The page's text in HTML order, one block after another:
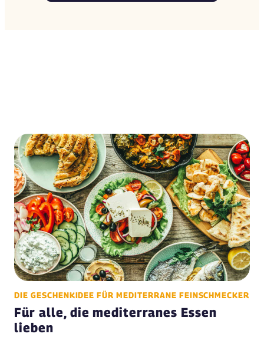
DIE GESCHENKIDEE FÜR MEDITERRANE FEINSCHMECKER
Für alle, die mediterranes Essen
lieben